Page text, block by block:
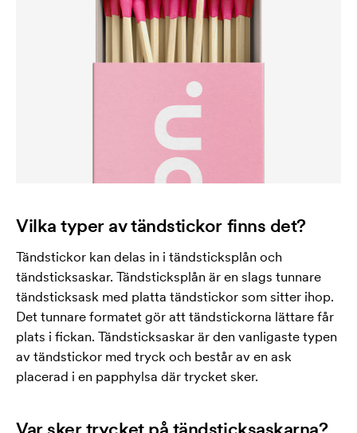
Vilka typer av tändstickor finns det?
Tändstickor kan delas in i tändsticksplån och
tändsticksaskar. Tändsticksplån är en slags tunnare
tändsticksask med platta tändstickor som sitter ihop.
Det tunnare formatet gör att tändstickorna lättare får
plats i fickan. Tändsticksaskar är den vanligaste typen
av tändstickor med tryck och består av en ask
placerad i en papphylsa där trycket sker.